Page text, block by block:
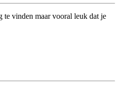
te vinden maar vooral leuk dat je